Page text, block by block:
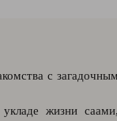
с
жизни